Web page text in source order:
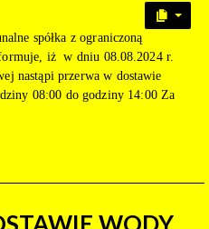
spółka z ograniczoną
iż w dniu 08.08.2024 r.
nastąpi przerwa w dostawie
08:00 do godziny 14:00 Za